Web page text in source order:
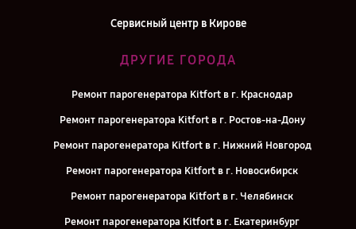
Сервисный центр в Кирове
ДРУГИЕ ГОРОДА
Ремонт парогенератора Kitfort в г. Краснодар
Ремонт парогенератора Kitfort в г. Ростов-на-Дону
Ремонт парогенератора Kitfort в г. Нижний Новгород
Ремонт парогенератора Kitfort в г. Новосибирск
Ремонт парогенератора Kitfort в г. Челябинск
Ремонт парогенератора Kitfort в г. Екатеринбург